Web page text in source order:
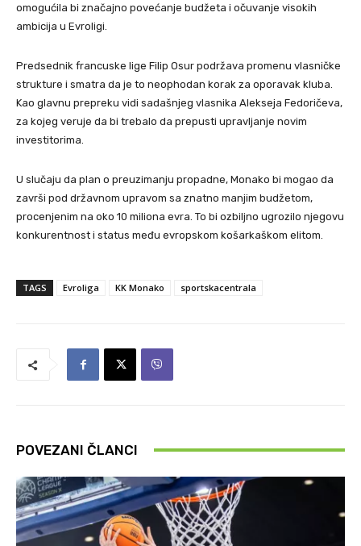
omogućila bi značajno povećanje budžeta i očuvanje visokih
ambicija u Evroligi.
Predsednik francuske lige Filip Osur podržava promenu vlasničke
strukture i smatra da je to neophodan korak za oporavak kluba.
Kao glavnu prepreku vidi sadašnjeg vlasnika Alekseja Fedoričeva,
za kojeg veruje da bi trebalo da prepusti upravljanje novim
investitorima.
U slučaju da plan o preuzimanju propadne, Monako bi mogao da
završi pod državnom upravom sa znatno manjim budžetom,
procenjenim na oko 10 miliona evra. To bi ozbiljno ugrozilo njegovu
konkurentnost i status među evropskom košarkaškom elitom.
TAGS Evroliga KK Monako sportskacentrala
POVEZANI ČLANCI